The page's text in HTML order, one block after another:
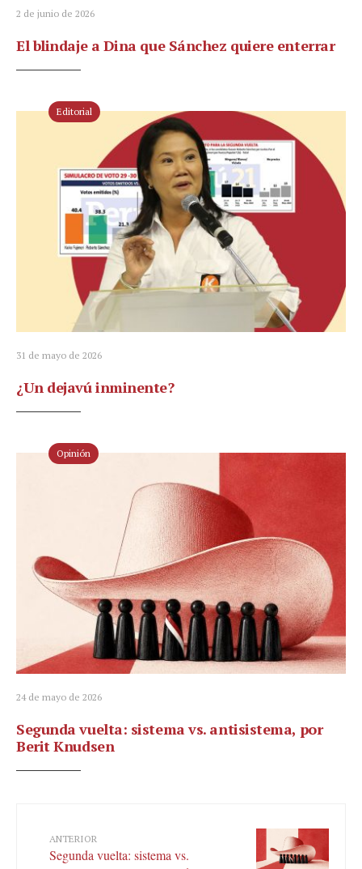
2 de junio de 2026
El blindaje a Dina que Sánchez quiere enterrar
Editorial
31 de mayo de 2026
¿Un dejavú inminente?
Opinión
24 de mayo de 2026
Segunda vuelta: sistema vs. antisistema, por
Berit Knudsen
ANTERIOR
Segunda vuelta: sistema vs.